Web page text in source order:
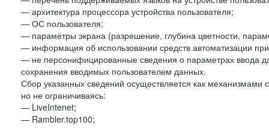
— архитектура процессора устройства пользователя;
— ОС пользователя;
— параметры экрана (разрешение, глубина цветности,
— информация об использовании средств автоматизации
— не персонифицированные сведения о параметрах ввода
сохранения вводимых пользователем данных.
Сбор указанных сведений осуществляется как
но не ограничиваясь:
— LiveIntenet;
— Rambler.top100;